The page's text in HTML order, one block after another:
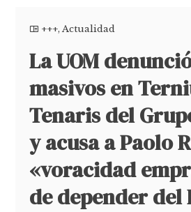
+++,Actualidad
La UOM
masivos en
Tenaris del
y acusa a Paolo
«voracidad
de depender del